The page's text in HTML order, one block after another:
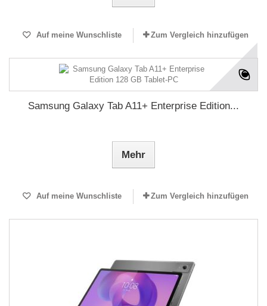
Auf meine Wunschliste Zum Vergleich hinzufügen
Samsung Galaxy Tab A11+ Enterprise Edition...
Mehr
Auf meine Wunschliste Zum Vergleich hinzufügen